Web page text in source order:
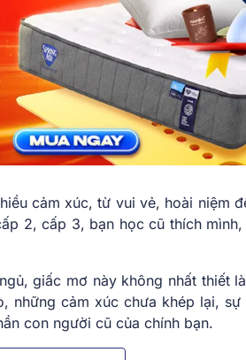
cảm xúc, từ vui vẻ, hoài niệm
2, cấp 3, bạn học cũ thích
giấc mơ này không nhất thiết
những cảm xúc chưa khép lại, sự
con người cũ của chính bạn.